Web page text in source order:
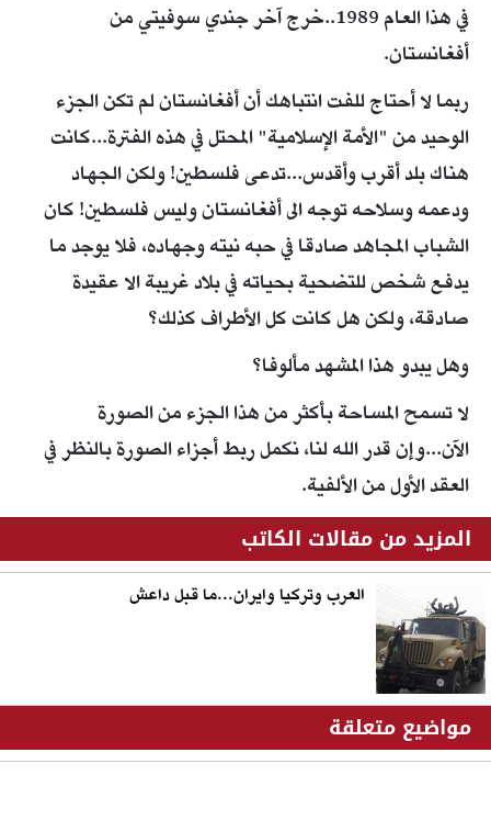
في هذا العام 1989..خرج آخر جندي سوفيتي من
أفغانستان.
ربما لا أحتاج للفت انتباهك أن أفغانستان لم تكن الجزء
الوحيد من "الأمة الإسلامية" المحتل في هذه الفترة...كانت
هناك بلد أقرب وأقدس...تدعى فلسطين! ولكن الجهاد
ودعمه وسلاحه توجه الى أفغانستان وليس فلسطين! كان
الشباب المجاهد صادقا في حبه نيته وجهاده، فلا يوجد ما
يدفع شخص للتضحية بحياته في بلاد غريبة الا عقيدة
صادقة، ولكن هل كانت كل الأطراف كذلك؟
وهل يبدو هذا المشهد مألوفا؟
لا تسمح المساحة بأكثر من هذا الجزء من الصورة
الآن...وإن قدر الله لنا، نكمل ربط أجزاء الصورة بالنظر في
العقد الأول من الألفية.
المزيد من مقالات الكاتب
العرب وتركيا وايران...ما قبل داعش
مواضيع متعلقة